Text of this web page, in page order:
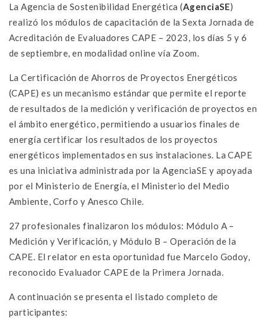
La Agencia de Sostenibilidad Energética (AgenciaSE)
realizó los módulos de capacitación de la Sexta Jornada de
Acreditación de Evaluadores CAPE – 2023, los días 5 y 6
de septiembre, en modalidad online vía Zoom.
La Certificación de Ahorros de Proyectos Energéticos
(CAPE) es un mecanismo estándar que permite el reporte
de resultados de la medición y verificación de proyectos en
el ámbito energético, permitiendo a usuarios finales de
energía certificar los resultados de los proyectos
energéticos implementados en sus instalaciones. La CAPE
es una iniciativa administrada por la AgenciaSE y apoyada
por el Ministerio de Energía, el Ministerio del Medio
Ambiente, Corfo y Anesco Chile.
27 profesionales finalizaron los módulos: Módulo A –
Medición y Verificación, y Módulo B – Operación de la
CAPE. El relator en esta oportunidad fue Marcelo Godoy,
reconocido Evaluador CAPE de la Primera Jornada.
A continuación se presenta el listado completo de
participantes: